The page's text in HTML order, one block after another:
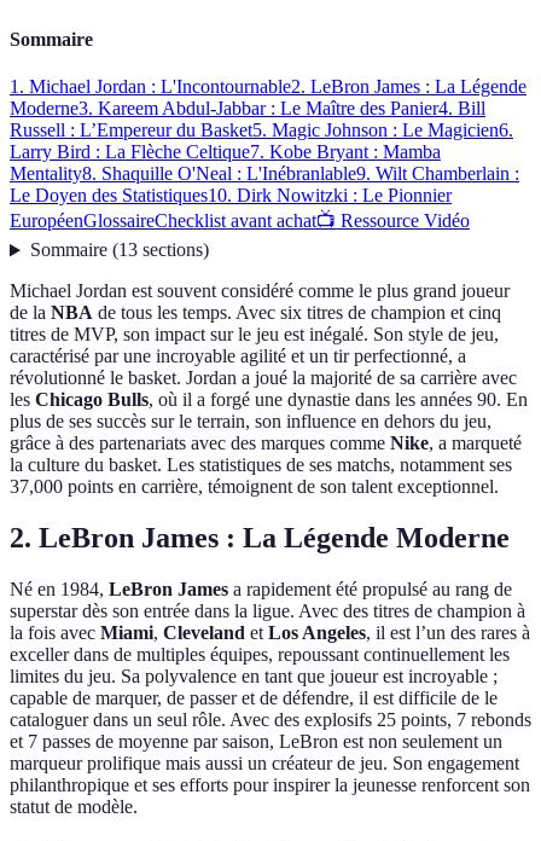
Sommaire
1. Michael Jordan : L'Incontournable2. LeBron James : La Légende
Moderne3. Kareem Abdul-Jabbar : Le Maître des Panier4. Bill
Russell : L’Empereur du Basket5. Magic Johnson : Le Magicien6.
Larry Bird : La Flèche Celtique7. Kobe Bryant : Mamba
Mentality8. Shaquille O'Neal : L'Inébranlable9. Wilt Chamberlain :
Le Doyen des Statistiques10. Dirk Nowitzki : Le Pionnier
EuropéenGlossaireChecklist avant achat📺 Ressource Vidéo
Sommaire(13 sections)
Michael Jordan est souvent considéré comme le plus grand joueur
de la NBA de tous les temps. Avec six titres de champion et cinq
titres de MVP, son impact sur le jeu est inégalé. Son style de jeu,
caractérisé par une incroyable agilité et un tir perfectionné, a
révolutionné le basket. Jordan a joué la majorité de sa carrière avec
les Chicago Bulls, où il a forgé une dynastie dans les années 90. En
plus de ses succès sur le terrain, son influence en dehors du jeu,
grâce à des partenariats avec des marques comme Nike, a marqueté
la culture du basket. Les statistiques de ses matchs, notamment ses
37,000 points en carrière, témoignent de son talent exceptionnel.
2. LeBron James : La Légende Moderne
Né en 1984, LeBron James a rapidement été propulsé au rang de
superstar dès son entrée dans la ligue. Avec des titres de champion à
la fois avec Miami, Cleveland et Los Angeles, il est l’un des rares à
exceller dans de multiples équipes, repoussant continuellement les
limites du jeu. Sa polyvalence en tant que joueur est incroyable ;
capable de marquer, de passer et de défendre, il est difficile de le
cataloguer dans un seul rôle. Avec des explosifs 25 points, 7 rebonds
et 7 passes de moyenne par saison, LeBron est non seulement un
marqueur prolifique mais aussi un créateur de jeu. Son engagement
philanthropique et ses efforts pour inspirer la jeunesse renforcent son
statut de modèle.